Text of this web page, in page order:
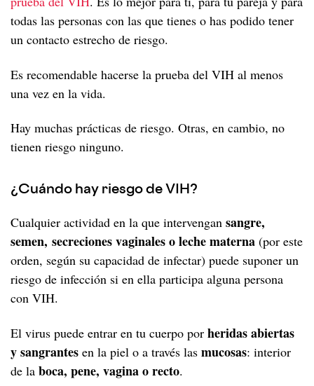
PRO sobre la adherencia
Resistencias del VIH
Salud mental y emocional
Ansiedad y VIH
Salud sexual en la mujer
Infecciones y enfermedades ginecológicas
Menopausia
Depresión en mujeres con VIH
VIH si eres hombre
Si quieres ser padre
¿Necesitas visado si tienes VIH?
Derechos de los migrantes con VIH
Vida saludable
El VIH y tu cuerpo
Salud mental y VIH
Hígado y VIH
Riñón y VIH
Huesos y VIH
Cáncer y VIH
Menopausia y VIH
Envejecer con VIH
El reto de la fragilidad
Envejecer si eres mujer con VIH
Envejecer con VIH década a década
A los 30
A los 40
A los 50
Estigma y discriminación
Autoestigma
50 píldoras legales sobre el VIH
Espermicidas
Tratamiento como prevención
Qué es la prevención combinada
GUÍAS
QUIÉNES SOMOS
DICCIONARIO DEL VIH
RECURSOS
PREGUNTAS CON RESPUESTA
REFERENCIAS Y BIBLIOGRAFÍA
todas las personas con las que tienes o has podido tener
un contacto estrecho de riesgo.
Es recomendable hacerse la prueba del VIH al menos
una vez en la vida.
Hay muchas prácticas de riesgo. Otras, en cambio, no
tienen riesgo ninguno.
¿Cuándo hay riesgo de VIH?
Cualquier actividad en la que intervengan sangre,
semen, secreciones vaginales o leche materna (por este
orden, según su capacidad de infectar) puede suponer un
riesgo de infección si en ella participa alguna persona
con VIH.
El virus puede entrar en tu cuerpo por heridas abiertas
y sangrantes en la piel o a través las mucosas: interior
de la boca, pene, vagina o recto.